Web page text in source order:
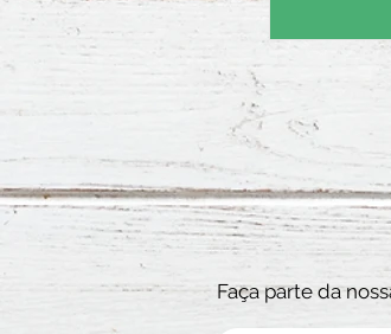
Faça parte da